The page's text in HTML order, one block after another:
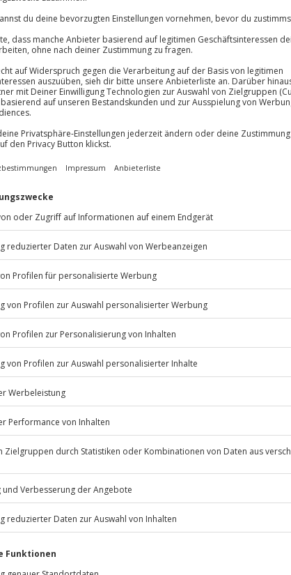
ausgewählten Teampartner bei
See begleitet euch ein
See kennt. Aus Sicht eines
Doch nur relaxen ist nicht
ist gefragt.Aber du
Du und dein
möglichst gleichmäßig
2 Stunden Kajak Tour
sichtlich erholt.
der Kajak Tour in Rangsdorf
Absprache mit dem
verschoben (die
Listenansicht
81671 München
außer an bundesweiten